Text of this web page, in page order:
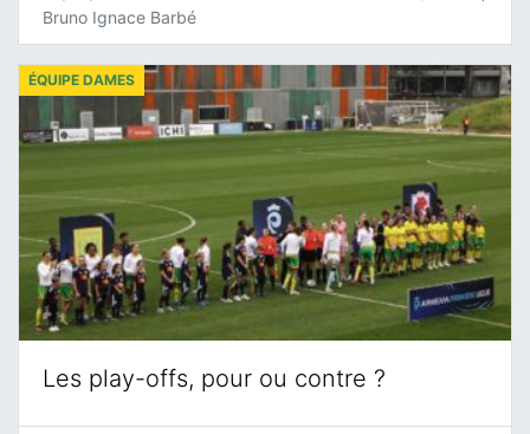
Bruno Ignace Barbé
Les play-offs, pour ou contre ?
ÉQUIPE DAMES